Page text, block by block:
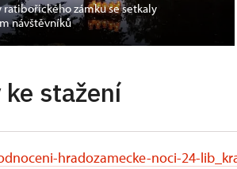
zámku se setkaly
návštěvníků
ke stažení
hradozamecke-noci-24-